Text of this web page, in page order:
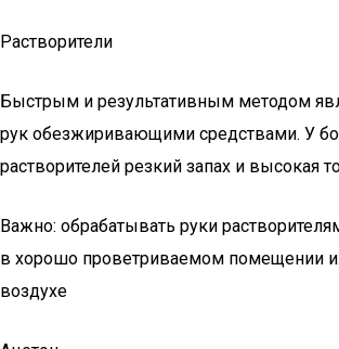
Растворители
Быстрым и результативным методом
рук обезжиривающими средствами. У
растворителей резкий запах и высокая
Важно: обрабатывать руки
в хорошо проветриваемом помещении
воздухе